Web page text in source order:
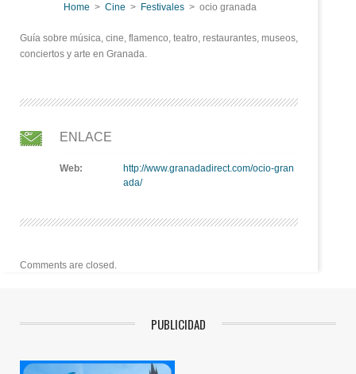
Home > Cine > Festivales > ocio granada
Guía sobre música, cine, flamenco, teatro, restaurantes, museos,
conciertos y arte en Granada.
ENLACE
Web:
http://www.granadadirect.com/ocio-gran
ada/
Comments are closed.
PUBLICIDAD